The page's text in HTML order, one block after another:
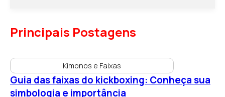
Principais Postagens
Kimonos e Faixas
Guia das faixas do kickboxing: Conheça sua
simbologia e importância